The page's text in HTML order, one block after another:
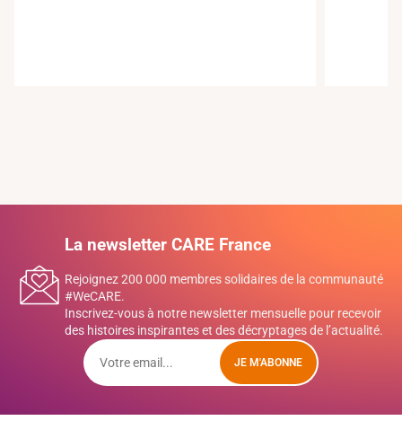
La newsletter CARE France
Rejoignez 200 000 membres solidaires de la communauté
#WeCARE.
Inscrivez-vous à notre newsletter mensuelle pour recevoir
des histoires inspirantes et des décryptages de l’actualité.
JE M'ABONNE